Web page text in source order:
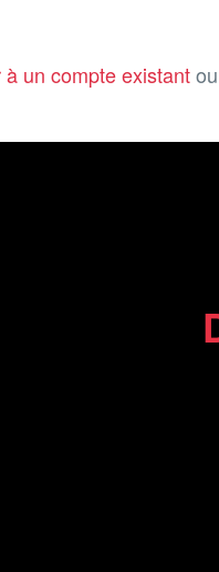
un compte existantou